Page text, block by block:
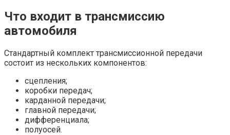
Что входит в трансмиссию
автомобиля
Стандартный комплект трансмиссионной передачи
состоит из нескольких компонентов:
сцепления;
коробки передач;
карданной передачи;
главной передачи;
дифференциала;
полуосей.